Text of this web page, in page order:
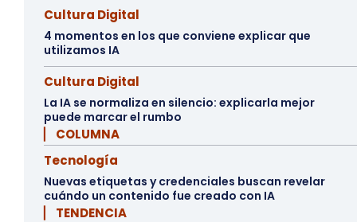
Cultura Digital
4 momentos en los que conviene explicar que
utilizamos IA
Cultura Digital
La IA se normaliza en silencio: explicarla mejor
puede marcar el rumbo
▏ COLUMNA
Tecnología
Nuevas etiquetas y credenciales buscan revelar
cuándo un contenido fue creado con IA
▏ TENDENCIA